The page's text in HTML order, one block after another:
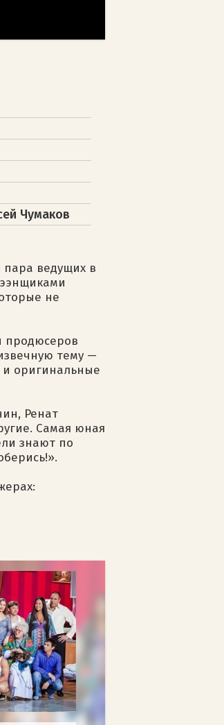
Чумаков
ведущих в
не
продюсеров
тему —
оригинальные
Ренат
Самая юная
знают по